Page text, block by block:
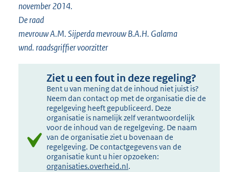
november 2014.
De raad
mevrouw A.M. Sijperda mevrouw B.A.H. Galama
wnd. raadsgriffier voorzitter
Ziet u een fout in deze regeling?
Bent u van mening dat de inhoud niet juist is?
Neem dan contact op met de organisatie die de
regelgeving heeft gepubliceerd. Deze
organisatie is namelijk zelf verantwoordelijk
voor de inhoud van de regelgeving. De naam
van de organisatie ziet u bovenaan de
regelgeving. De contactgegevens van de
organisatie kunt u hier opzoeken:
organisaties.overheid.nl.